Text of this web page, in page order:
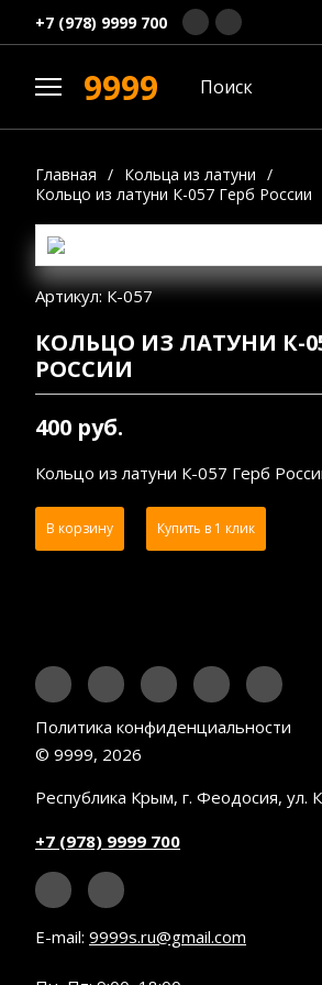
+7 (978) 9999 700
9999
Главная / Кольца из латуни /
Кольцо из латуни К-057 Герб России
Артикул: К-057
КОЛЬЦО ИЗ ЛАТУНИ К-
РОССИИ
400 руб.
Кольцо из латуни К-057 Герб
В корзину Купить в 1 клик
Политика конфиденциальности
© 9999, 2026
Республика Крым, г. Феодосия, ул.
+7 (978) 9999 700
E-mail: 9999s.ru@gmail.com